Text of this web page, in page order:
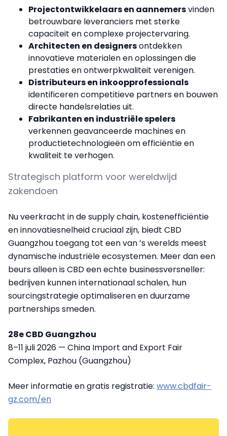
Projectontwikkelaars en aannemersvinden
betrouwbare leveranciers met sterke
capaciteit en complexe projectervaring.
Architecten en designersontdekken
innovatieve materialen en oplossingen die
prestaties en ontwerpkwaliteit verenigen.
Distributeurs en inkoopprofessionals
identificeren competitieve partners en bouwen
directe handelsrelaties uit.
Fabrikanten en industriële spelers
verkennen geavanceerde machines en
productietechnologieën om efficiëntie en
kwaliteit te verhogen.
Strategisch platform voor wereldwijd
zakendoen
Nu veerkracht in de supply chain, kostenefficiëntie
en innovatiesnelheid cruciaal zijn, biedt CBD
Guangzhou toegang tot een van ’s werelds meest
dynamische industriële ecosystemen. Meer dan een
beurs alleen is CBD een echte businessversneller:
bedrijven kunnen internationaal schalen, hun
sourcingstrategie optimaliseren en duurzame
partnerships smeden.
28e CBD Guangzhou
8–11 juli 2026 — China Import and Export Fair
Complex, Pazhou (Guangzhou)
Meer informatie en gratis registratie: www.cbdfair-
gz.com/en